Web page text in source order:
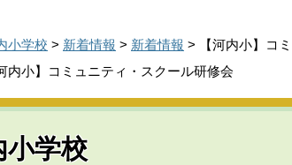
小学校 > 新着情報 > 新着情報 >
【河内小】コ
内小】コミュニティ・スクール研修会
小学校